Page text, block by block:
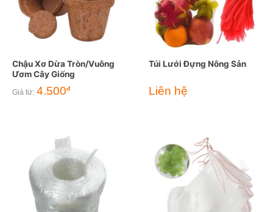
Chậu Xơ Dừa Tròn/Vuông
Ươm Cây Giống
Giá từ: 4.500đ
Túi Lưới Đựng Nông Sản
Liên hệ